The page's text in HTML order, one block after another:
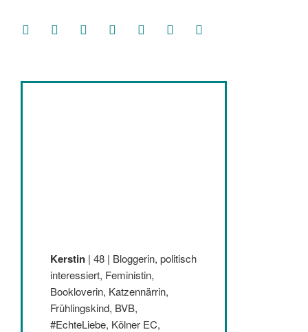
facebooksoundcloud
twitter mastodoninstagramthreads goodreads
Kerstin | 48 | Bloggerin, politisch
interessiert, Feministin,
Bookloverin, Katzennärrin,
Frühlingskind, BVB,
#EchteLiebe, Kölner EC,